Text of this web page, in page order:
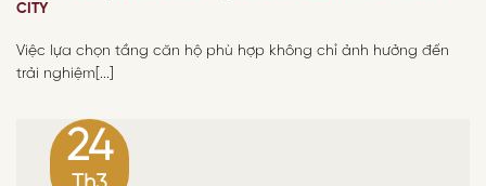
CITY
Việc lựa chọn tầng căn hộ phù hợp không chỉ ảnh hưởng đến
trải nghiệm[...]
24